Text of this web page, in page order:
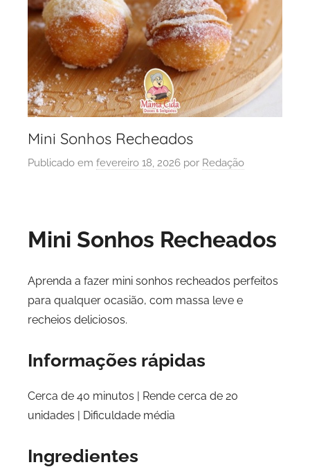
Mini Sonhos Recheados
Publicado em fevereiro 18, 2026 por Redação
Mini Sonhos Recheados
Aprenda a fazer mini sonhos recheados perfeitos
para qualquer ocasião, com massa leve e
recheios deliciosos.
Informações rápidas
Cerca de 40 minutos | Rende cerca de 20
unidades | Dificuldade média
Ingredientes